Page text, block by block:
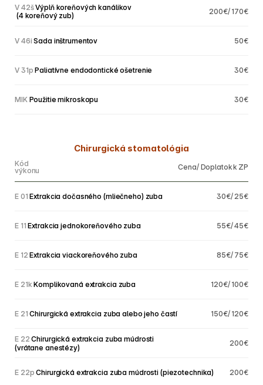
V 42š Výplň koreňových kanálikov
(4 koreňový zub)
200€/ 170€
V 46i Sada inštrumentov 50€
V 31p Paliatívne endodontické ošetrenie 30€
MIK Použitie mikroskopu 30€
Chirurgická stomatológia
Cena/ Doplatok k ZP
Kód
výkonu
E 01 Extrakcia dočasného (mliečneho) zuba 30€/ 25€
E 11 Extrakcia jednokoreňového zuba 55€/ 45€
E 12 Extrakcia viackoreňového zuba 85€/ 75€
E 21k Komplikovaná extrakcia zuba 120€/ 100€
E 21 Chirurgická extrakcia zuba alebo jeho častí 150€/ 120€
E 22 Chirurgická extrakcia zuba múdrosti
(vrátane anestézy)
200€
E 22p Chirurgická extrakcia zuba múdrosti (piezotechnika) 200€